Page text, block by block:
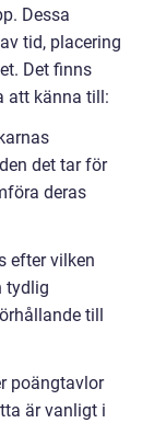
Dessa
tid, placering
Det finns
att känna till:
det tar för
deras
efter vilken
tydlig
till
poängtavlor
är vanligt i